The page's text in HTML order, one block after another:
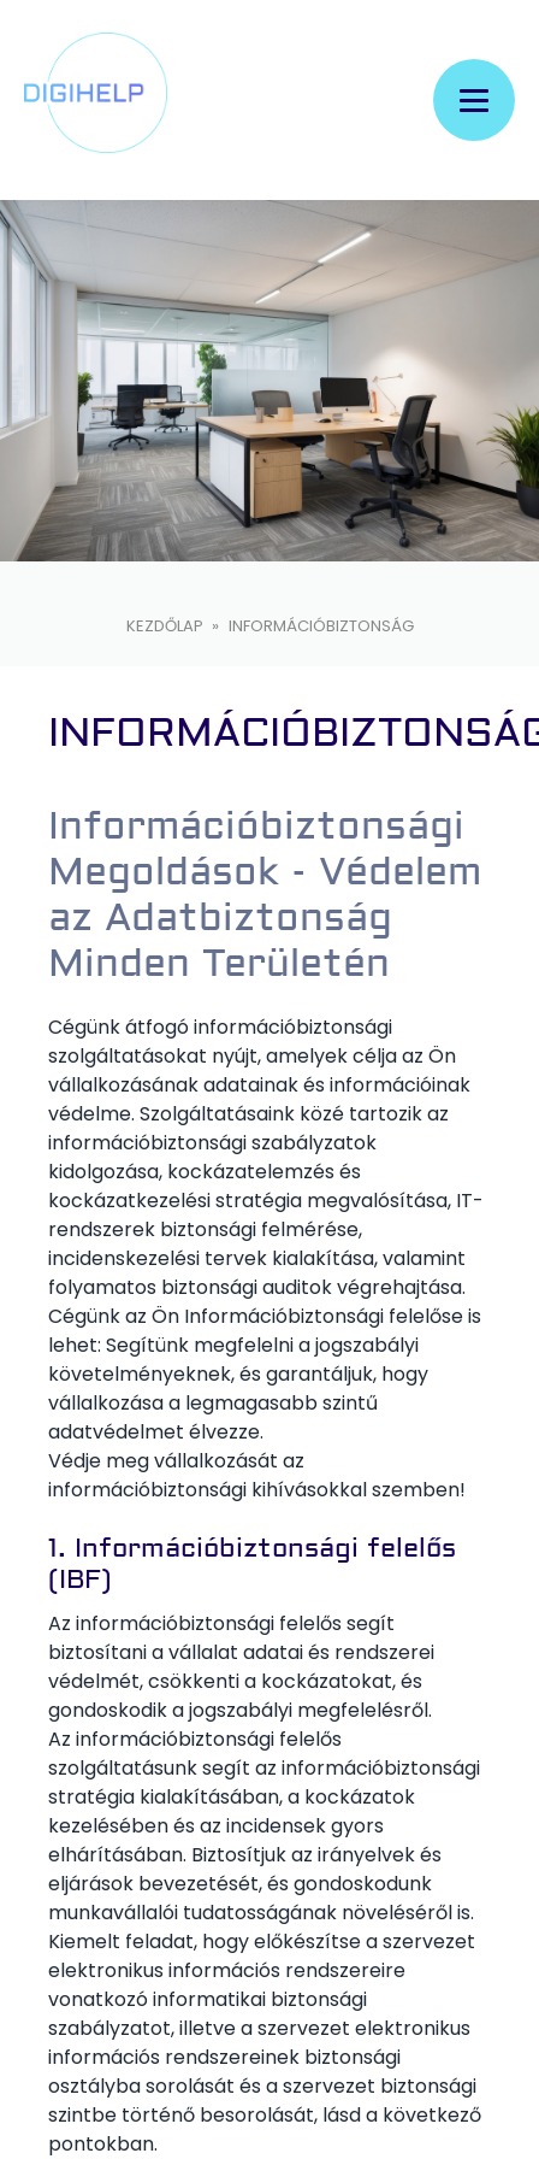
KEZDŐLAP » INFORMÁCIÓBIZTONSÁG
Információbiztonsági
Megoldások - Védelem
az Adatbiztonság
Minden Területén
Cégünk átfogó információbiztonsági
szolgáltatásokat nyújt, amelyek célja az Ön
vállalkozásának adatainak és információinak
védelme. Szolgáltatásaink közé tartozik az
információbiztonsági szabályzatok
kidolgozása, kockázatelemzés és
kockázatkezelési stratégia megvalósítása, IT-
rendszerek biztonsági felmérése,
incidenskezelési tervek kialakítása, valamint
folyamatos biztonsági auditok végrehajtása.
Cégünk az Ön Információbiztonsági felelőse is
lehet: Segítünk megfelelni a jogszabályi
követelményeknek, és garantáljuk, hogy
vállalkozása a legmagasabb szintű
adatvédelmet élvezze.
Védje meg vállalkozását az
információbiztonsági kihívásokkal szemben!
1. Információbiztonsági felelős
(IBF)
Az információbiztonsági felelős segít
biztosítani a vállalat adatai és rendszerei
védelmét, csökkenti a kockázatokat, és
gondoskodik a jogszabályi megfelelésről.
Az információbiztonsági felelős
szolgáltatásunk segít az információbiztonsági
stratégia kialakításában, a kockázatok
kezelésében és az incidensek gyors
elhárításában. Biztosítjuk az irányelvek és
eljárások bevezetését, és gondoskodunk
munkavállalói tudatosságának növeléséről is.
Kiemelt feladat, hogy előkészítse a szervezet
elektronikus információs rendszereire
vonatkozó informatikai biztonsági
szabályzatot, illetve a szervezet elektronikus
információs rendszereinek biztonsági
osztályba sorolását és a szervezet biztonsági
szintbe történő besorolását, lásd a következő
pontokban.